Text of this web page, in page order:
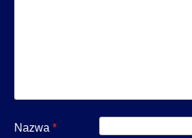
Nazwa *